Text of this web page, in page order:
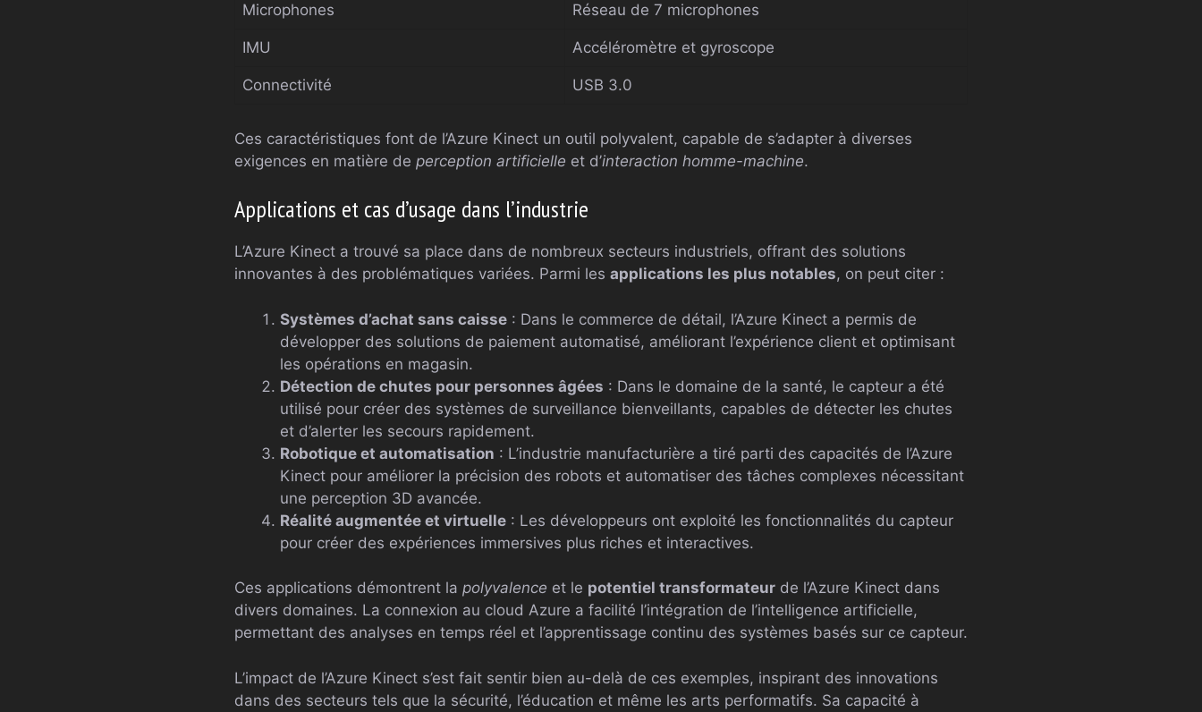
Microphones Réseau de 7 microphones
IMU Accéléromètre et gyroscope
Connectivité USB 3.0
Ces caractéristiques font de l’Azure Kinect un outil polyvalent, capable de s’adapter à diverses
exigences en matière de perception artificielle et d’interaction homme-machine.
Applications et cas d’usage dans l’industrie
L’Azure Kinect a trouvé sa place dans de nombreux secteurs industriels, offrant des solutions
innovantes à des problématiques variées. Parmi les applications les plus notables, on peut citer :
Systèmes d’achat sans caisse : Dans le commerce de détail, l’Azure Kinect a permis de
développer des solutions de paiement automatisé, améliorant l’expérience client et optimisant
les opérations en magasin.
Détection de chutes pour personnes âgées : Dans le domaine de la santé, le capteur a été
utilisé pour créer des systèmes de surveillance bienveillants, capables de détecter les chutes
et d’alerter les secours rapidement.
Robotique et automatisation : L’industrie manufacturière a tiré parti des capacités de l’Azure
Kinect pour améliorer la précision des robots et automatiser des tâches complexes nécessitant
une perception 3D avancée.
Réalité augmentée et virtuelle : Les développeurs ont exploité les fonctionnalités du capteur
pour créer des expériences immersives plus riches et interactives.
Ces applications démontrent la polyvalence et le potentiel transformateur de l’Azure Kinect dans
divers domaines. La connexion au cloud Azure a facilité l’intégration de l’intelligence artificielle,
permettant des analyses en temps réel et l’apprentissage continu des systèmes basés sur ce capteur.
L’impact de l’Azure Kinect s’est fait sentir bien au-delà de ces exemples, inspirant des innovations
dans des secteurs tels que la sécurité, l’éducation et même les arts performatifs. Sa capacité à